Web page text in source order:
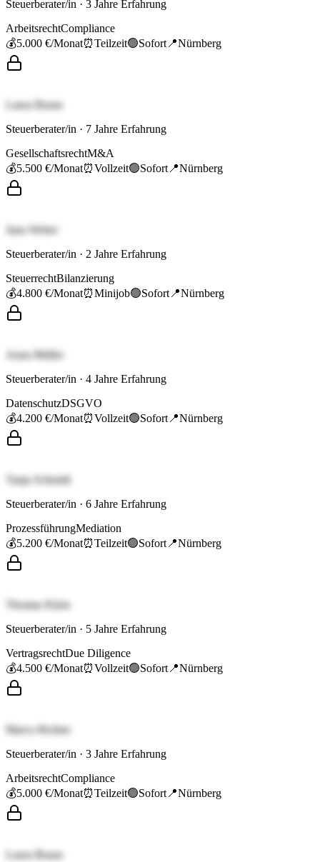
Steuerberater/in · 3 Jahre Erfahrung
ArbeitsrechtCompliance
💰5.000 €/Monat⏰Teilzeit🟢Sofort 📍Nürnberg
Laura Braun
Steuerberater/in · 7 Jahre Erfahrung
GesellschaftsrechtM&A
💰5.500 €/Monat⏰Vollzeit🟢Sofort 📍Nürnberg
Jana Weber
Steuerberater/in · 2 Jahre Erfahrung
SteuerrechtBilanzierung
💰4.800 €/Monat⏰Minijob🟢Sofort 📍Nürnberg
Anna Müller
Steuerberater/in · 4 Jahre Erfahrung
DatenschutzDSGVO
💰4.200 €/Monat⏰Vollzeit🟢Sofort 📍Nürnberg
Tanja Schmidt
Steuerberater/in · 6 Jahre Erfahrung
ProzessführungMediation
💰5.200 €/Monat⏰Teilzeit🟢Sofort 📍Nürnberg
Thomas Klein
Steuerberater/in · 5 Jahre Erfahrung
VertragsrechtDue Diligence
💰4.500 €/Monat⏰Vollzeit🟢Sofort 📍Nürnberg
Marco Richter
Steuerberater/in · 3 Jahre Erfahrung
ArbeitsrechtCompliance
💰5.000 €/Monat⏰Teilzeit🟢Sofort 📍Nürnberg
Laura Braun